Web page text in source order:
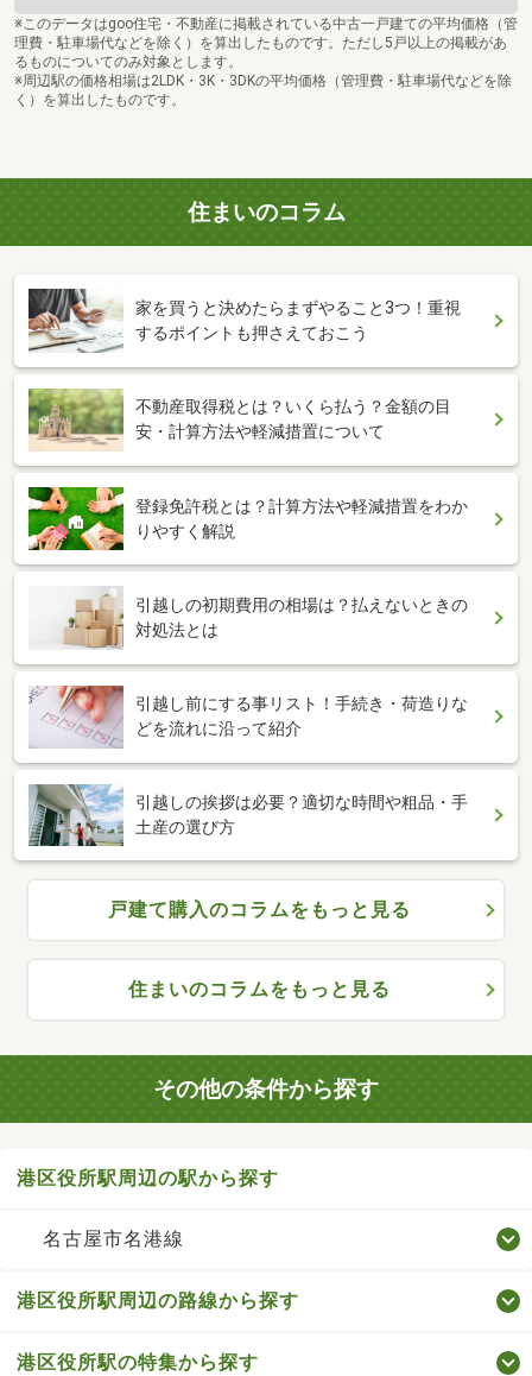
※このデータはgoo住宅・不動産に掲載されている中古一戸建ての平均価格（管
理費・駐車場代などを除く）を算出したものです。ただし5戸以上の掲載があ
るものについてのみ対象とします。
※周辺駅の価格相場は2LDK・3K・3DKの平均価格（管理費・駐車場代などを除
く）を算出したものです。
住まいのコラム
家を買うと決めたらまずやること3つ！重視
するポイントも押さえておこう
不動産取得税とは？いくら払う？金額の目
安・計算方法や軽減措置について
登録免許税とは？計算方法や軽減措置をわか
りやすく解説
引越しの初期費用の相場は？払えないときの
対処法とは
引越し前にする事リスト！手続き・荷造りな
どを流れに沿って紹介
引越しの挨拶は必要？適切な時間や粗品・手
土産の選び方
戸建て購入のコラムをもっと見る
住まいのコラムをもっと見る
その他の条件から探す
港区役所駅周辺の駅から探す
名古屋市名港線
港区役所駅周辺の路線から探す
港区役所駅の特集から探す